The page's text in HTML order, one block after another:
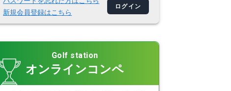
新規会員登録はこちら
ログイン
Golf station
オンラインコンペ